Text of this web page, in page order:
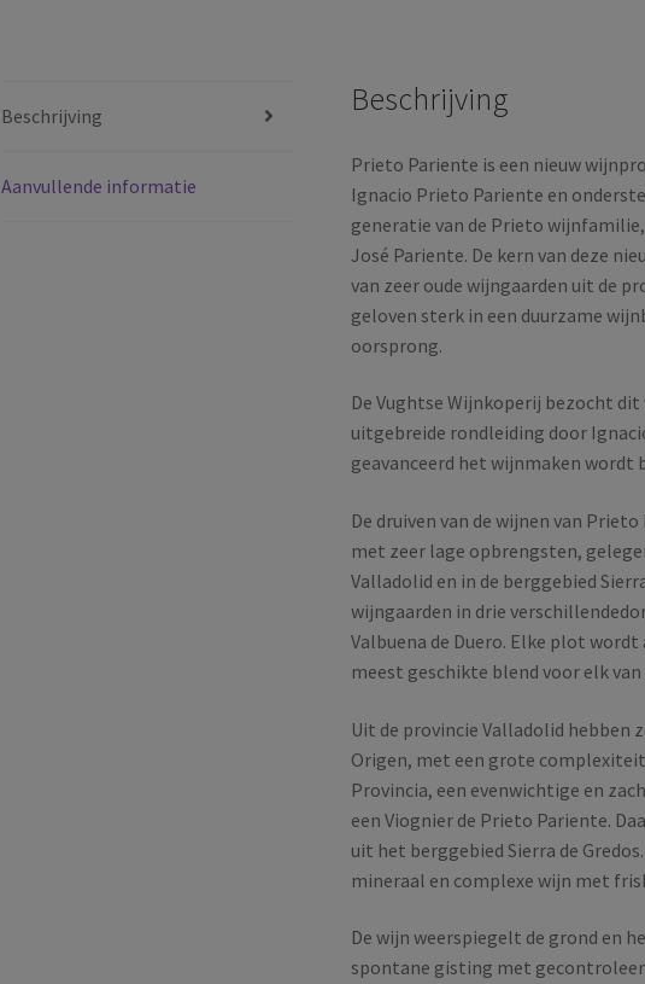
y
|
Castilla
y
León
|
Spanje
aantal
Beschrijving
Aanvullende informatie
Beschrijving
Prieto Pariente is een nieuw
Ignacio Prieto Pariente en
generatie van de Prieto
José Pariente. De kern van deze
van zeer oude wijngaarden uit de
geloven sterk in een duurzame
oorsprong.
De Vughtse Wijnkoperij bezocht dit
uitgebreide rondleiding door
geavanceerd het wijnmaken wordt
De druiven van de wijnen van
met zeer lage opbrengsten,
Valladolid en in de berggebied
wijngaarden in drie
Valbuena de Duero. Elke plot
meest geschikte blend voor elk
Uit de provincie Valladolid hebben
Origen, met een grote
Provincia, een evenwichtige en
een Viognier de Prieto Pariente.
uit het berggebied Sierra de
mineraal en complexe wijn met
De wijn weerspiegelt de grond en
spontane gisting met